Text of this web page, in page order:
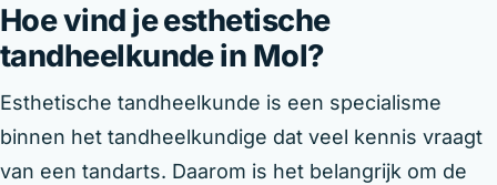
Hoe vind je esthetische
tandheelkunde in Mol?
Esthetische tandheelkunde is een specialisme
binnen het tandheelkundige dat veel kennis vraagt
van een tandarts. Daarom is het belangrijk om de